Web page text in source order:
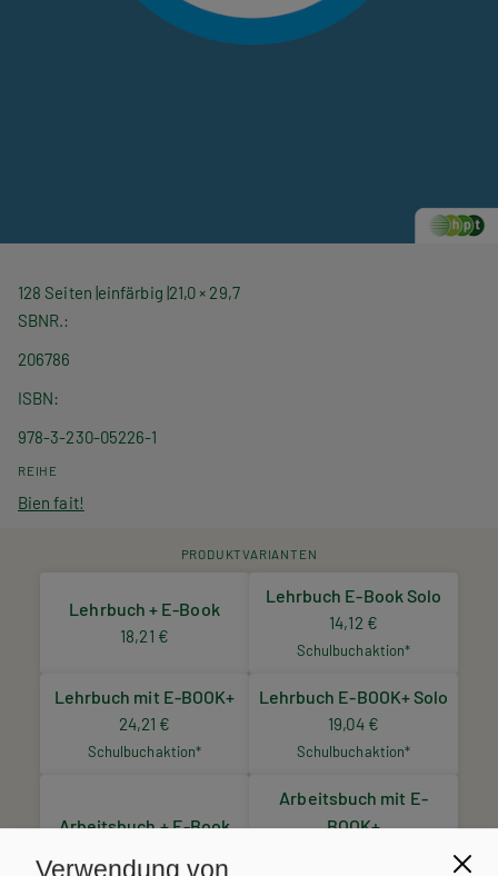
128 Seiten einfärbig 21,0 × 29,7
SBNR.
206786
ISBN
978-3-230-05226-1
REIHE
Bien fait!
PRODUKTVARIANTEN
Lehrbuch + E-Book
18,21 €
Lehrbuch E-Book Solo
14,12 €
Schulbuchaktion*
Lehrbuch mit E-BOOK+
24,21 €
Schulbuchaktion*
Lehrbuch E-BOOK+ Solo
19,04 €
Schulbuchaktion*
Arbeitsbuch + E-Book
Arbeitsbuch mit E-
BOOK+
Verwendung von